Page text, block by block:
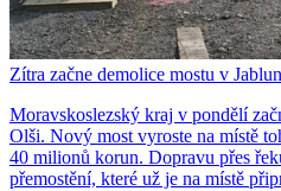
Zítra začne demolice mostu v
Moravskoslezský kraj v pondělí
Olši. Nový most vyroste na místě
40 milionů korun. Dopravu přes
přemostění, které už je na místě